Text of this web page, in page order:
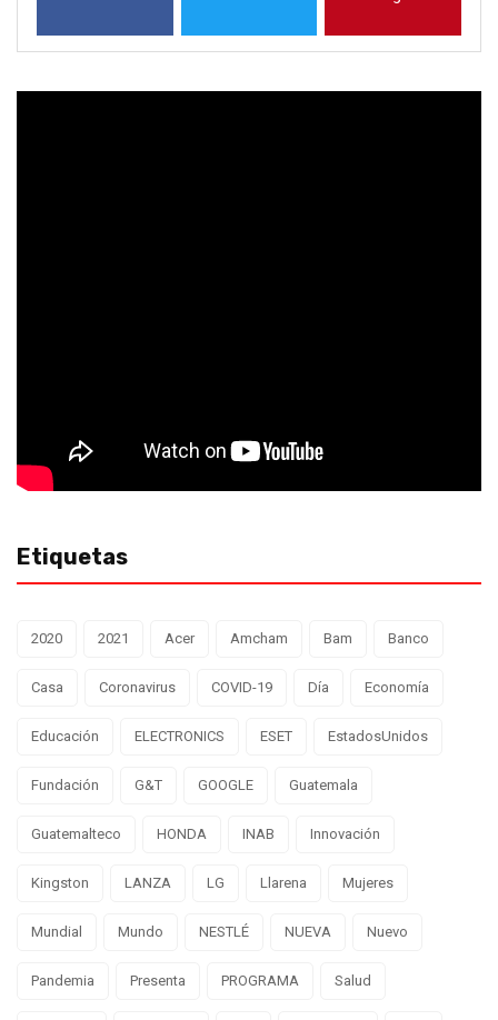
Etiquetas
2020 2021 Acer Amcham Bam Banco
Casa Coronavirus COVID-19 Día Economía
Educación ELECTRONICS ESET EstadosUnidos
Fundación G&T GOOGLE Guatemala
Guatemalteco HONDA INAB Innovación
Kingston LANZA LG Llarena Mujeres
Mundial Mundo NESTLÉ NUEVA Nuevo
Pandemia Presenta PROGRAMA Salud